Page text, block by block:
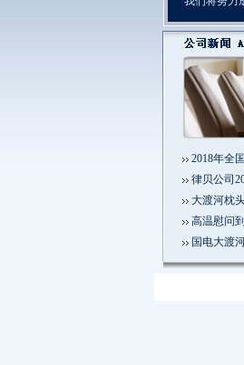
2018年全
律贝公司
大渡河枕
高温慰问
国电大渡